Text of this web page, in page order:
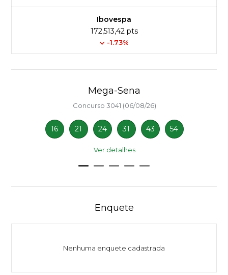
Ibovespa
172,513,42 pts
-1.73%
Mega-Sena
Concurso 3041 (06/08/26)
16 21 24 31 43 54
Ver detalhes
Enquete
Nenhuma enquete cadastrada